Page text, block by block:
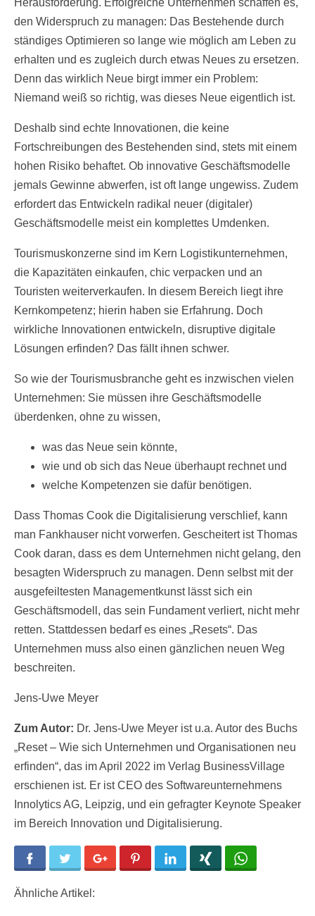
den Widerspruch zu managen: Das Bestehende durch
ständiges Optimieren so lange wie möglich am Leben zu
erhalten und es zugleich durch etwas Neues zu ersetzen.
Denn das wirklich Neue birgt immer ein Problem:
Niemand weiß so richtig, was dieses Neue eigentlich ist.
Deshalb sind echte Innovationen, die keine
Fortschreibungen des Bestehenden sind, stets mit einem
hohen Risiko behaftet. Ob innovative Geschäftsmodelle
jemals Gewinne abwerfen, ist oft lange ungewiss. Zudem
erfordert das Entwickeln radikal neuer (digitaler)
Geschäftsmodelle meist ein komplettes Umdenken.
Tourismuskonzerne sind im Kern Logistikunternehmen,
die Kapazitäten einkaufen, chic verpacken und an
Touristen weiterverkaufen. In diesem Bereich liegt ihre
Kernkompetenz; hierin haben sie Erfahrung. Doch
wirkliche Innovationen entwickeln, disruptive digitale
Lösungen erfinden? Das fällt ihnen schwer.
So wie der Tourismusbranche geht es inzwischen vielen
Unternehmen: Sie müssen ihre Geschäftsmodelle
überdenken, ohne zu wissen,
was das Neue sein könnte,
wie und ob sich das Neue überhaupt rechnet und
welche Kompetenzen sie dafür benötigen.
Dass Thomas Cook die Digitalisierung verschlief, kann
man Fankhauser nicht vorwerfen. Gescheitert ist Thomas
Cook daran, dass es dem Unternehmen nicht gelang, den
besagten Widerspruch zu managen. Denn selbst mit der
ausgefeiltesten Managementkunst lässt sich ein
Geschäftsmodell, das sein Fundament verliert, nicht mehr
retten. Stattdessen bedarf es eines „Resets“. Das
Unternehmen muss also einen gänzlichen neuen Weg
beschreiten.
Jens-Uwe Meyer
Zum Autor: Dr. Jens-Uwe Meyer ist u.a. Autor des Buchs
„Reset – Wie sich Unternehmen und Organisationen neu
erfinden“, das im April 2022 im Verlag BusinessVillage
erschienen ist. Er ist CEO des Softwareunternehmens
Innolytics AG, Leipzig, und ein gefragter Keynote Speaker
im Bereich Innovation und Digitalisierung.
Facebook Twitter Google+ Pinterest LinkedIn
Ähnliche Artikel: